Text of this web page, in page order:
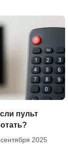
пульт
2025